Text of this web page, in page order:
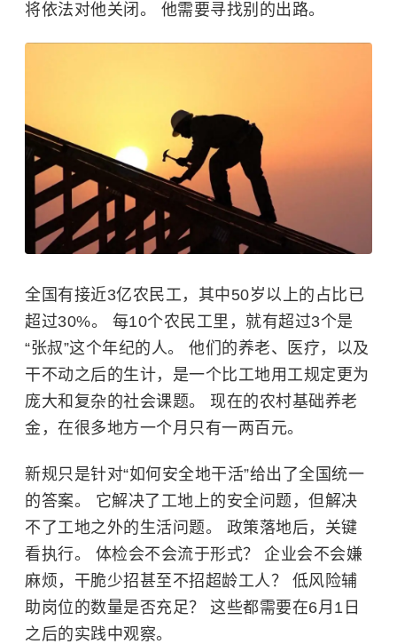
将依法对他关闭。 他需要寻找别的出路。
全国有接近3亿农民工，其中50岁以上的占比已
超过30%。 每10个农民工里，就有超过3个是
“张叔”这个年纪的人。 他们的养老、医疗，以及
干不动之后的生计，是一个比工地用工规定更为
庞大和复杂的社会课题。 现在的农村基础养老
金，在很多地方一个月只有一两百元。
新规只是针对“如何安全地干活”给出了全国统一
的答案。 它解决了工地上的安全问题，但解决
不了工地之外的生活问题。 政策落地后，关键
看执行。 体检会不会流于形式？ 企业会不会嫌
麻烦，干脆少招甚至不招超龄工人？ 低风险辅
助岗位的数量是否充足？ 这些都需要在6月1日
之后的实践中观察。